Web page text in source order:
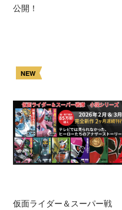
公開！
NEW
仮面ライダー＆スーパー戦